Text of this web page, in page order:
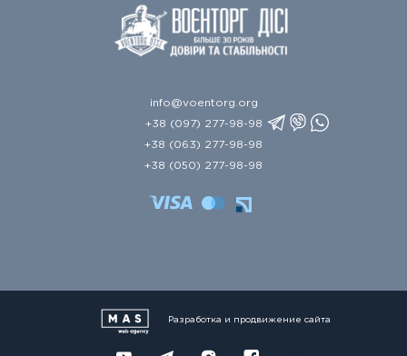
info@voentorg.org
+38 (097) 277-98-98
+38 (063) 277-98-98
+38 (050) 277-98-98
Разработка и продвижение сайта